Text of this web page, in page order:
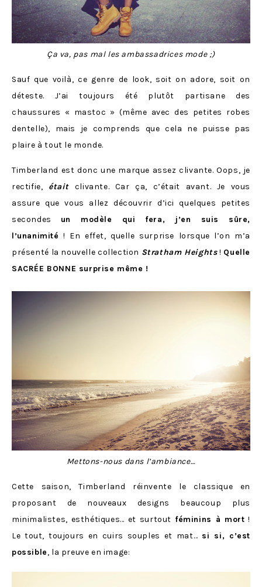
Ça va, pas mal les ambassadrices mode ;)
Sauf que voilà, ce genre de look, soit on adore, soit on
déteste. J’ai toujours été plutôt partisane des
chaussures « mastoc » (même avec des petites robes
dentelle), mais je comprends que cela ne puisse pas
plaire à tout le monde.
Timberland est donc une marque assez clivante. Oops, je
rectifie, était clivante. Car ça, c’était avant. Je vous
assure que vous allez découvrir d’ici quelques petites
secondes un modèle qui fera, j’en suis sûre,
l’unanimité ! En effet, quelle surprise lorsque l’on m’a
présenté la nouvelle collection Stratham Heights! Quelle
SACRÉE BONNE surprise même !
Mettons-nous dans l’ambiance…
Cette saison, Timberland réinvente le classique en
proposant de nouveaux designs beaucoup plus
minimalistes, esthétiques… et surtout féminins à mort !
Le tout, toujours en cuirs souples et mat… si si, c’est
possible, la preuve en image: